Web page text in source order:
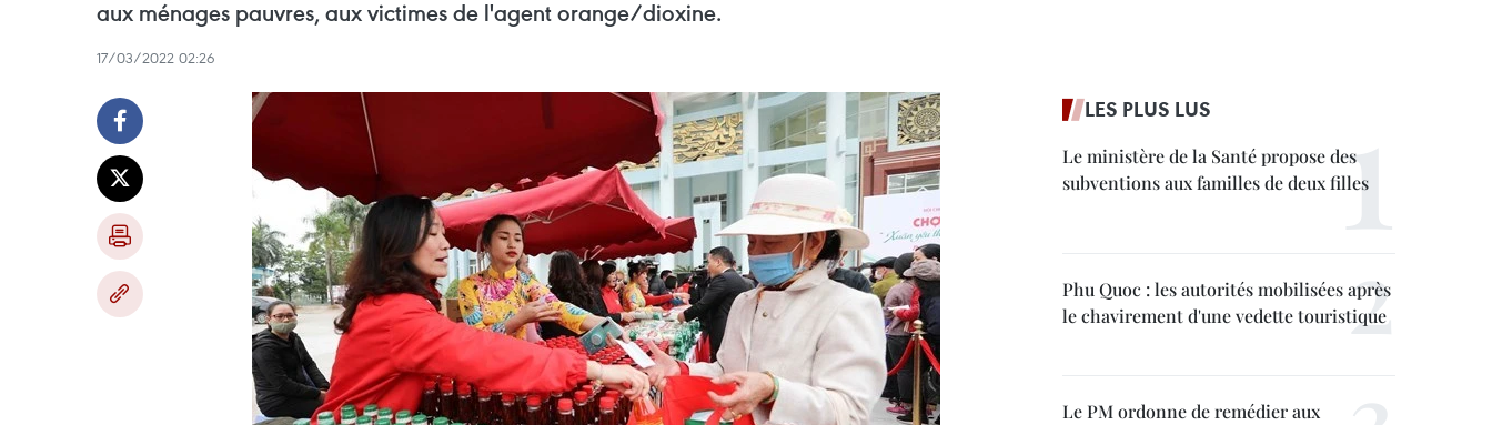
aux ménages pauvres, aux victimes de l'agent orange/dioxine.
17/03/2022 02:26
LES PLUS LUS
Le ministère de la Santé propose des
subventions aux familles de deux filles
Phu Quoc : les autorités mobilisées après
le chavirement d'une vedette touristique
Le PM ordonne de remédier aux